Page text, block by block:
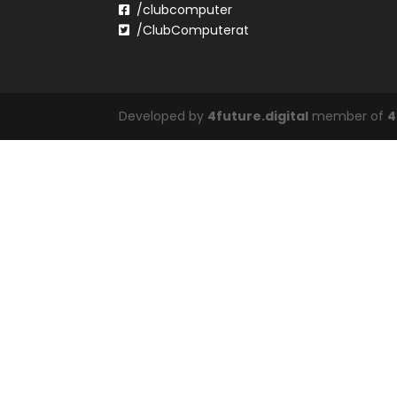
/clubcomputer
/ClubComputerat
Developed by 4future.digital member of